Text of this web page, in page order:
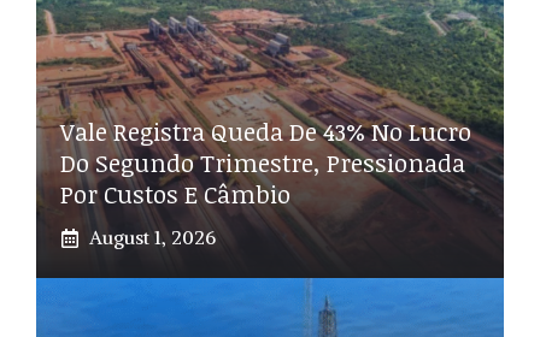
Vale Registra Queda De 43% No Lucro
Do Segundo Trimestre, Pressionada
Por Custos E Câmbio
August 1, 2026